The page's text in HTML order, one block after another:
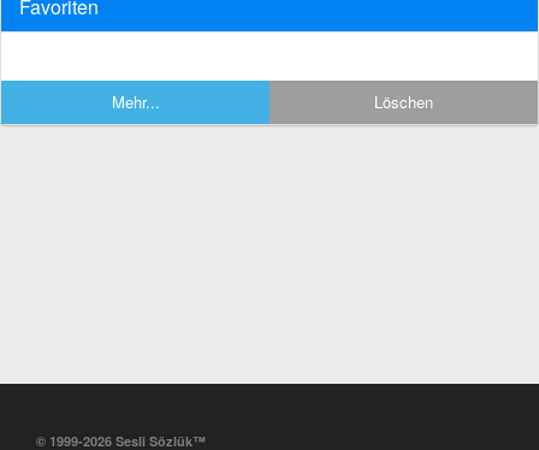
Favoriten
Mehr... Löschen
© 1999-2026 Sesli Sözlük™